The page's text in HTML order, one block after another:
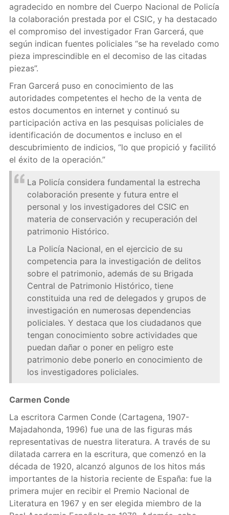
agradecido en nombre del Cuerpo Nacional de Policía
la colaboración prestada por el CSIC, y ha destacado
el compromiso del investigador Fran Garcerá, que
según indican fuentes policiales “se ha revelado como
pieza imprescindible en el decomiso de las citadas
piezas”.
Fran Garcerá puso en conocimiento de las
autoridades competentes el hecho de la venta de
estos documentos en internet y continuó su
participación activa en las pesquisas policiales de
identificación de documentos e incluso en el
descubrimiento de indicios, “lo que propició y facilitó
el éxito de la operación.”
La Policía considera fundamental la estrecha
colaboración presente y futura entre el
personal y los investigadores del CSIC en
materia de conservación y recuperación del
patrimonio Histórico.
La Policía Nacional, en el ejercicio de su
competencia para la investigación de delitos
sobre el patrimonio, además de su Brigada
Central de Patrimonio Histórico, tiene
constituida una red de delegados y grupos de
investigación en numerosas dependencias
policiales. Y destaca que los ciudadanos que
tengan conocimiento sobre actividades que
puedan dañar o poner en peligro este
patrimonio debe ponerlo en conocimiento de
los investigadores policiales.
Carmen Conde
La escritora Carmen Conde (Cartagena, 1907-
Majadahonda, 1996) fue una de las figuras más
representativas de nuestra literatura. A través de su
dilatada carrera en la escritura, que comenzó en la
década de 1920, alcanzó algunos de los hitos más
importantes de la historia reciente de España: fue la
primera mujer en recibir el Premio Nacional de
Literatura en 1967 y en ser elegida miembro de la